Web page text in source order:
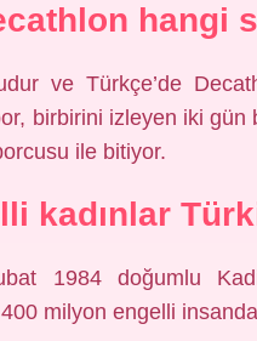
hangi
ve Türkçe’de
birbirini izleyen iki gün
ile bitiyor.
kadınlar
1984 doğumlu
400 milyon engelli